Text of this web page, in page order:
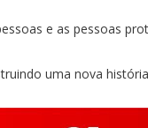
e as pessoas
uma nova